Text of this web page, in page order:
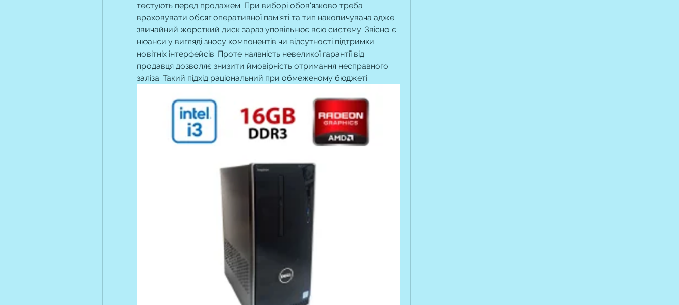
тестують перед продажем. При виборі обов'язково треба
враховувати обсяг оперативної пам'яті та тип накопичувача адже
звичайний жорсткий диск зараз уповільнює всю систему. Звісно є
нюанси у вигляді зносу компонентів чи відсутності підтримки
новітніх інтерфейсів. Проте наявність невеликої гарантії від
продавця дозволяє знизити ймовірність отримання несправного
заліза. Такий підхід раціональний при обмеженому бюджеті.